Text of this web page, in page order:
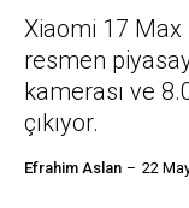
Xiaomi 17
resmen
kamerası ve
çıkıyor.
Efrahim Aslan 22